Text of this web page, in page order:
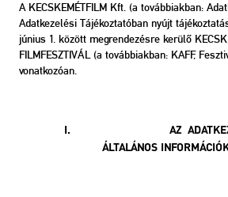
A KECSKEMÉTFILM Kft. (a továbbiakban:
Adatkezelési Tájékoztatóban nyújt
június 1. között megrendezésre kerülő
FILMFESZTIVÁL (a továbbiakban: KAFF,
vonatkozóan.
I.AZ
ÁLTALÁNOS